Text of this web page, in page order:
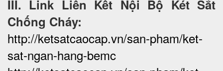
III. Link Liên Kết Nội Bộ Két Sắt
Chống Cháy:
http://ketsatcaocap.vn/san-pham/ket-
sat-ngan-hang-bemc